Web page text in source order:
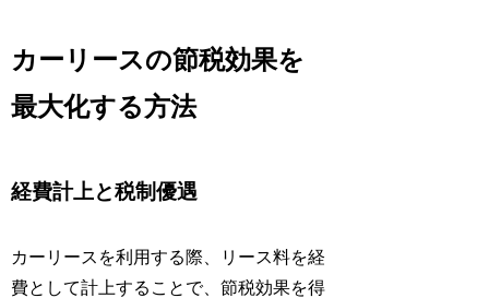
カーリースの節税効果を
最大化する方法
経費計上と税制優遇
カーリースを利用する際、リース料を経
費として計上することで、節税効果を得